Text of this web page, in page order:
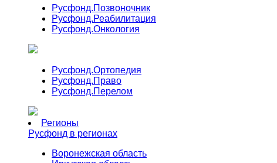
Русфонд.Позвоночник
Русфонд.Реабилитация
Русфонд.Онкология
Русфонд.Ортопедия
Русфонд.Право
Русфонд.Перелом
Регионы
Русфонд в регионах
Воронежская область